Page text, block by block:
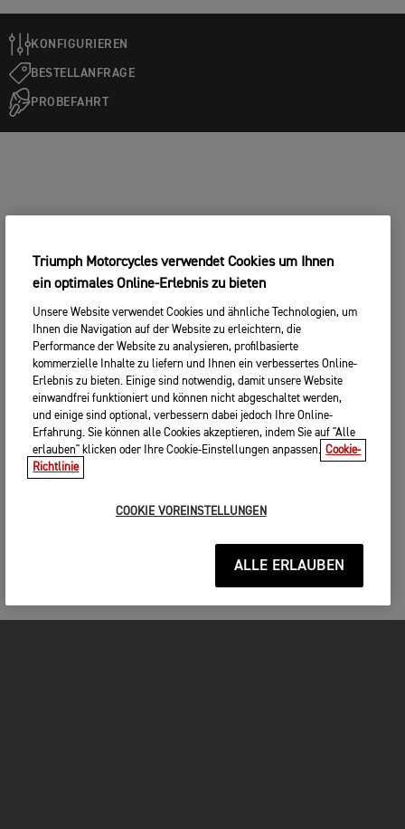
KONFIGURIEREN
BESTELLANFRAGE
PROBEFAHRT
Triumph Motorcycles verwendet Cookies um Ihnen
ein optimales Online-Erlebnis zu bieten
Unsere Website verwendet Cookies und ähnliche Technologien, um
Ihnen die Navigation auf der Website zu erleichtern, die
Performance der Website zu analysieren, profilbasierte
kommerzielle Inhalte zu liefern und Ihnen ein verbessertes Online-
Erlebnis zu bieten. Einige sind notwendig, damit unsere Website
einwandfrei funktioniert und können nicht abgeschaltet werden,
und einige sind optional, verbessern dabei jedoch Ihre Online-
Erfahrung. Sie können alle Cookies akzeptieren, indem Sie auf "Alle
erlauben" klicken oder Ihre Cookie-Einstellungen anpassen. Cookie-
Richtlinie
COOKIE VOREINSTELLUNGEN
ALLE ERLAUBEN